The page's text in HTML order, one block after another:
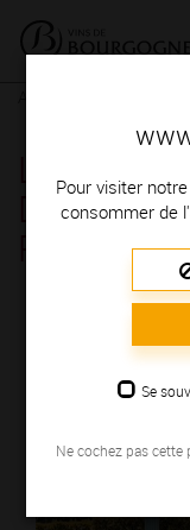
Pour visiter
consommer de
Se
Ne cochez pas cette
Les
Le